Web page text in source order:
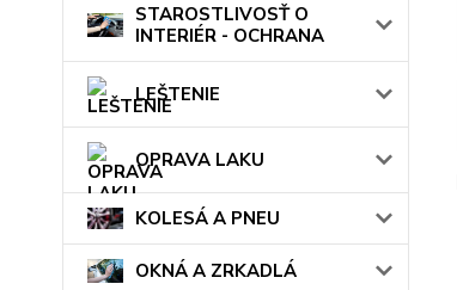
STAROSTLIVOSŤ O
INTERIÉR - OCHRANA
LEŠTENIE
OPRAVA LAKU
KOLESÁ A PNEU
OKNÁ A ZRKADLÁ